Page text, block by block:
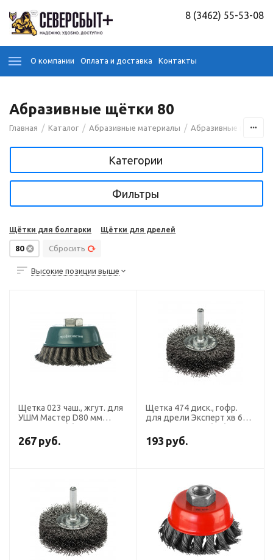
8 (3462) 55-53-08
О компании Оплата и доставка Контакты
Абразивные щётки 80
Главная / Каталог / Абразивные материалы / Абразивные щётки
Категории
Фильтры
Щётки для болгарки Щётки для дрелей
80 Сбросить
Высокие позиции выше
Щетка 023 чаш., жгут. для
УШМ Мастер D80 мм
267 руб.
Щетка 474 диск., гофр.
для дрели Эксперт хв 6
193 руб.